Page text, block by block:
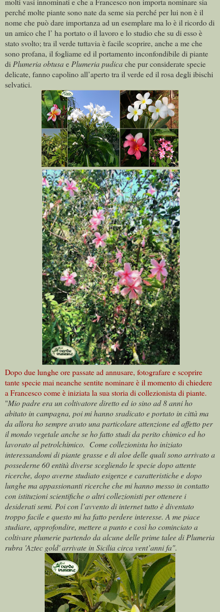
perché molte piante sono nate da seme sia perché per lui non è il
nome che può dare importanza ad un esemplare ma lo è il ricordo di
un amico che l’ ha portato o il lavoro e lo studio che su di esso è
stato svolto; tra il verde tuttavia è facile scoprire, anche a me che
sono profana, il fogliame ed il portamento inconfondibile di piante
di Plumeria obtusae Plumeria pudicache pur considerate specie
delicate, fanno capolino all’aperto tra il verde ed il rosa degli ibischi
selvatici.
Dopo due lunghe ore passate ad annusare, fotografare e scoprire
tante specie mai neanche sentite nominare è il momento di chiedere
a Francesco come è iniziata la sua storia di collezionista di piante.
"Mio padre era un coltivatore diretto ed io sino ad 8 anni ho
abitato in campagna, poi mi hanno sradicato e portato in città ma
da allora ho sempre avuto una particolare attenzione ed affetto per
il mondo vegetale anche se ho fatto studi da perito chimico ed ho
lavorato al petrolchimico. Come collezionista ho iniziato
interessandomi di piante grasse e di aloe delle quali sono arrivato a
possederne 60 entità diverse scegliendo le specie dopo attente
ricerche, dopo averne studiato esigenze e caratteristiche e dopo
lunghe ma appassionanti ricerche che mi hanno messo in contatto
con istituzioni scientifiche o altri collezionisti per ottenere i
desiderati semi. Poi con l’avvento di internet tutto è diventato
troppo facile e questo mi ha fatto perdere interesse. A me piace
studiare, approfondire, mettere a punto e così ho cominciato a
coltivare plumerie partendo da alcune delle prime talee di Plumeria
rubra 'Aztec gold' arrivate in Sicilia circa vent’anni fa".